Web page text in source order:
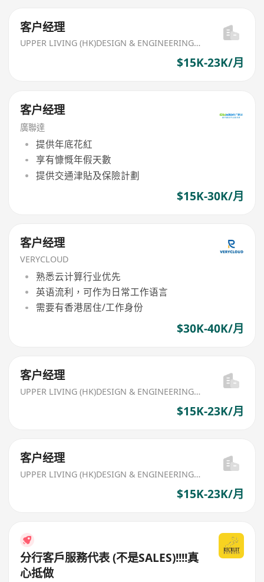
客户经理
UPPER LIVING (HK)DESIGN & ENGINEERING LIMITED
$15K-23K/月
客户经理
廣聯達
提供年底花紅
享有慷慨年假天數
提供交通津貼及保險計劃
$15K-30K/月
客户经理
VERYCLOUD
熟悉云计算行业优先
英语流利，可作为日常工作语言
需要有香港居住/工作身份
$30K-40K/月
客户经理
UPPER LIVING (HK)DESIGN & ENGINEERING LIMITED
$15K-23K/月
客户经理
UPPER LIVING (HK)DESIGN & ENGINEERING LIMITED
$15K-23K/月
分行客戶服務代表 (不是SALES)!!!!真
心抵做